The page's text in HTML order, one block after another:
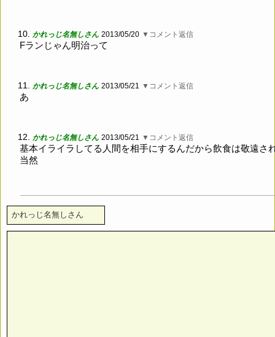
10. かれっじ名無しさん 2013/05/20 ▼コメント返信
Fランじゃん明治って
11. かれっじ名無しさん 2013/05/21 ▼コメント返信
あ
12. かれっじ名無しさん 2013/05/21 ▼コメント返信
基本イライラしてる人間を相手にするんだから飲食は敬遠さ
当然